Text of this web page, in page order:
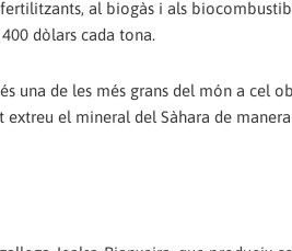
al biogàs i als
dòlars cada tona.
una de les més grans del món a cel
el mineral del Sàhara de manera